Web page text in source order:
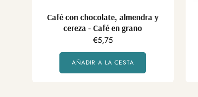
Café con chocolate, almendra y
cereza - Café en grano
Precio
regular
€5,75
AÑADIR A LA CESTA